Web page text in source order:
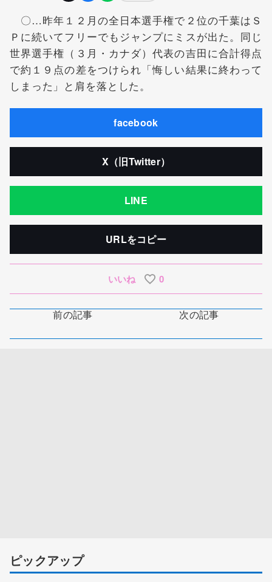
〇…昨年１２月の全日本選手権で２位の千葉はＳ
Ｐに続いてフリーでもジャンプにミスが出た。同じ
世界選手権（３月・カナダ）代表の吉田に合計得点
で約１９点の差をつけられ「悔しい結果に終わって
しまった」と肩を落とした。
facebook
X（旧Twitter）
LINE
URLをコピー
いいね 0
前の記事 次の記事
ピックアップ